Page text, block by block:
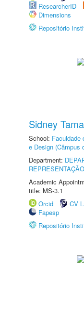
ResearcherID
Dimensions
Repositório
Sidney
School: Faculdade
e Design (Câmpus
Department:
Academic
title: MS-3.1
Orcid
CV
Fapesp
Repositório